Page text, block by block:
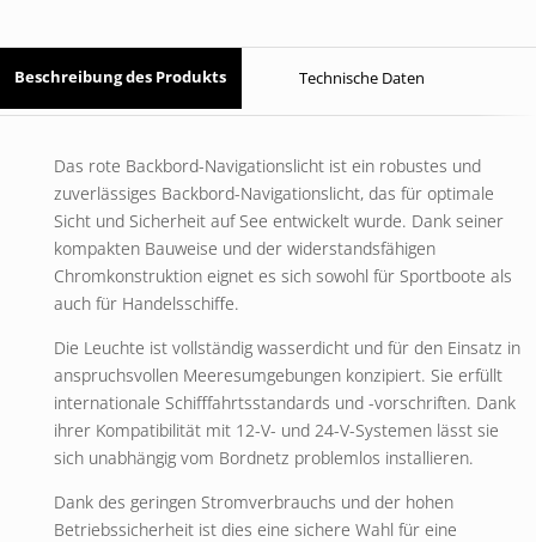
Beschreibung des Produkts Technische Daten
Das rote Backbord-Navigationslicht ist ein robustes und
zuverlässiges Backbord-Navigationslicht, das für optimale
Sicht und Sicherheit auf See entwickelt wurde. Dank seiner
kompakten Bauweise und der widerstandsfähigen
Chromkonstruktion eignet es sich sowohl für Sportboote als
auch für Handelsschiffe.
Die Leuchte ist vollständig wasserdicht und für den Einsatz in
anspruchsvollen Meeresumgebungen konzipiert. Sie erfüllt
internationale Schifffahrtsstandards und -vorschriften. Dank
ihrer Kompatibilität mit 12-V- und 24-V-Systemen lässt sie
sich unabhängig vom Bordnetz problemlos installieren.
Dank des geringen Stromverbrauchs und der hohen
Betriebssicherheit ist dies eine sichere Wahl für eine